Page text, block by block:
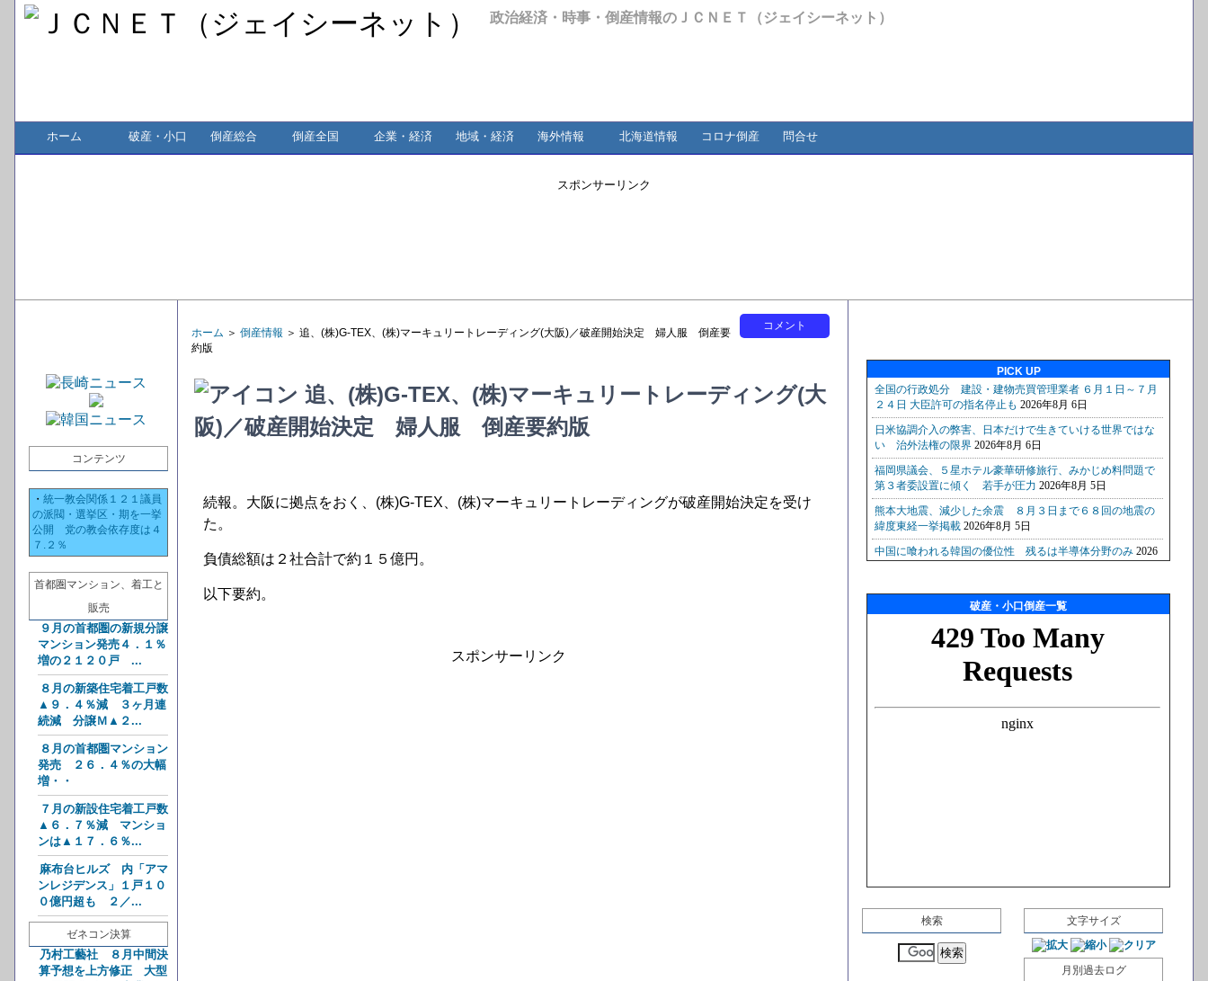
政治経済・時事・倒産情報のＪＣＮＥＴ（ジェイシーネット）
ホーム 破産・小口 倒産総合 倒産全国 企業・経済 地域・経済 海外情報 北海道情報 コロナ倒産 問合せ
スポンサーリンク
コンテンツ
・ 統一教会関係１２１議員
の派閥・選挙区・期を一挙
公開 党の教会依存度は４
７.２％
首都圏マンション、着工と
販売
９月の首都圏の新規分譲
マンション発売４．１％
増の２１２０戸 ...
８月の新築住宅着工戸数
▲９．４％減 ３ヶ月連
続減 分譲Ｍ▲２...
８月の首都圏マンション
発売 ２６．４％の大幅
増・・
７月の新設住宅着工戸数
▲６．７％減 マンショ
ンは▲１７．６％...
麻布台ヒルズ 内「アマ
ンレジデンス」１戸１０
０億円超も ２／...
ゼネコン決算
乃村工藝社 ８月中間決
算予想を上方修正 大型
コメント
ホーム ＞ 倒産情報 ＞ 追、(株)G-TEX、(株)マーキュリートレーディング(大阪)／破産開始決定 婦人服 倒産要
約版
追、(株)G-TEX、(株)マーキュリートレーディング(大
阪)／破産開始決定 婦人服 倒産要約版
続報。大阪に拠点をおく、(株)G-TEX、(株)マーキュリートレーディングが破産開始決定を受け
た。
負債総額は２社合計で約１５億円。
以下要約。
スポンサーリンク
PICK UP
破産・小口倒産一覧
検索 文字サイズ
月別過去ログ